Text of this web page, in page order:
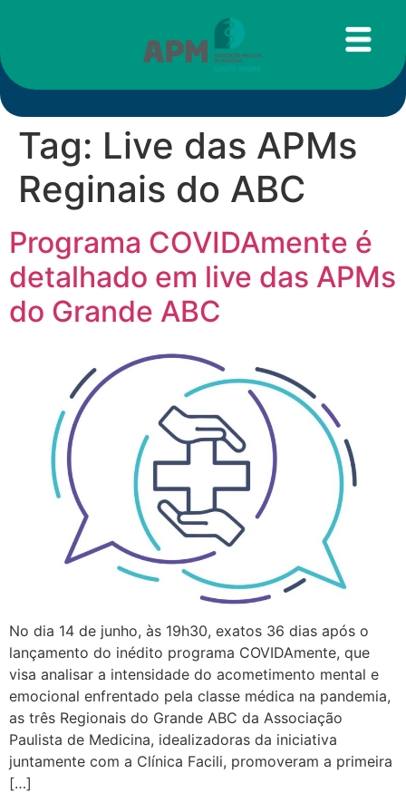
Tag: Live das APMs
Reginais do ABC
Programa COVIDAmente é
detalhado em live das APMs
do Grande ABC
No dia 14 de junho, às 19h30, exatos 36 dias após o
lançamento do inédito programa COVIDAmente, que
visa analisar a intensidade do acometimento mental e
emocional enfrentado pela classe médica na pandemia,
as três Regionais do Grande ABC da Associação
Paulista de Medicina, idealizadoras da iniciativa
juntamente com a Clínica Facili, promoveram a primeira
[…]